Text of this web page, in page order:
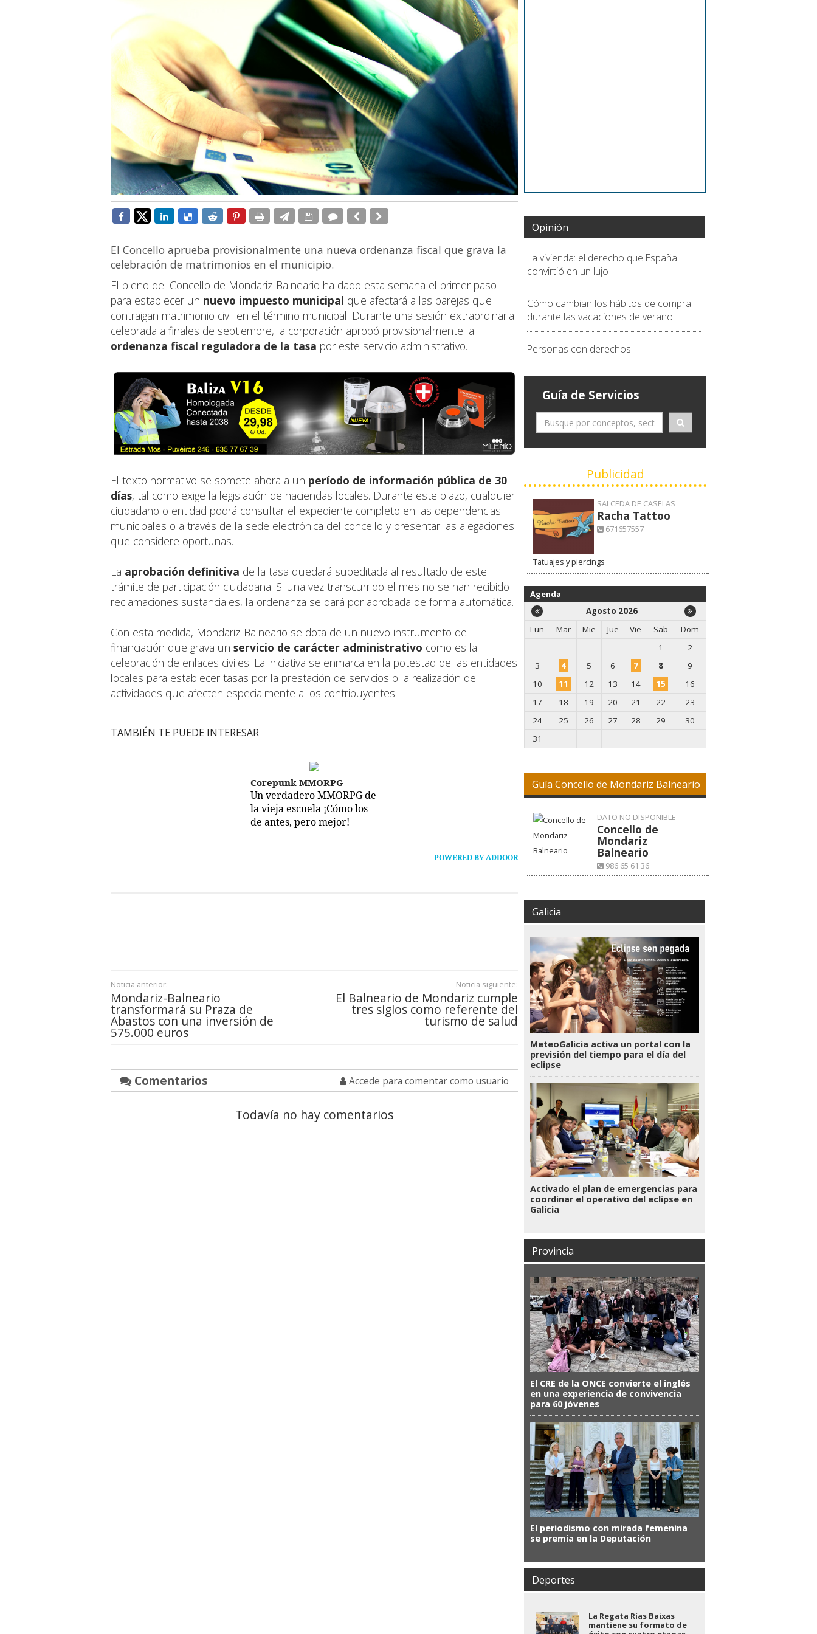
El Concello aprueba provisionalmente una nueva ordenanza fiscal que grava la
celebración de matrimonios en el municipio.
El pleno del Concello de Mondariz-Balneario ha dado esta semana el primer paso
para establecer un nuevo impuesto municipal que afectará a las parejas que
contraigan matrimonio civil en el término municipal. Durante una sesión extraordinaria
celebrada a finales de septiembre, la corporación aprobó provisionalmente la
ordenanza fiscal reguladora de la tasa por este servicio administrativo.
El texto normativo se somete ahora a un período de información pública de 30
días, tal como exige la legislación de haciendas locales. Durante este plazo, cualquier
ciudadano o entidad podrá consultar el expediente completo en las dependencias
municipales o a través de la sede electrónica del concello y presentar las alegaciones
que considere oportunas.
La aprobación definitiva de la tasa quedará supeditada al resultado de este
trámite de participación ciudadana. Si una vez transcurrido el mes no se han recibido
reclamaciones sustanciales, la ordenanza se dará por aprobada de forma automática.
Con esta medida, Mondariz-Balneario se dota de un nuevo instrumento de
financiación que grava un servicio de carácter administrativo como es la
celebración de enlaces civiles. La iniciativa se enmarca en la potestad de las entidades
locales para establecer tasas por la prestación de servicios o la realización de
actividades que afecten especialmente a los contribuyentes.
TAMBIÉN TE PUEDE INTERESAR
Corepunk MMORPG
Un verdadero MMORPG de
la vieja escuela ¡Cómo los
de antes, pero mejor!
POWERED BY ADDOOR
Noticia anterior:
Mondariz-Balneario
transformará su Praza de
Abastos con una inversión de
575.000 euros
Noticia siguiente:
El Balneario de Mondariz cumple
tres siglos como referente del
turismo de salud
Comentarios Accede para comentar como usuario
Todavía no hay comentarios
Opinión
La vivienda: el derecho que España
convirtió en un lujo
Cómo cambian los hábitos de compra
durante las vacaciones de verano
Personas con derechos
Guía de Servicios
Publicidad
SALCEDA DE CASELAS
Racha Tattoo
671657557
Tatuajes y piercings
Agenda
Agosto 2026
Lun
Mar Mie Jue Vie Sab
Dom
1
2
3
4 5 6 7 8
9
10
11 12 13 14 15
16
17
18 19 20 21 22
23
24
25 26 27 28 29
30
31
Guía Concello de Mondariz Balneario
DATO NO DISPONIBLE
Concello de
Mondariz
Balneario
986 65 61 36
VISITAR WEB
Galicia
MeteoGalicia activa un portal con la
previsión del tiempo para el día del
eclipse
Activado el plan de emergencias para
coordinar el operativo del eclipse en
Galicia
Provincia
El CRE de la ONCE convierte el inglés
en una experiencia de convivencia
para 60 jóvenes
El periodismo con mirada femenina
se premia en la Deputación
Deportes
La Regata Rías Baixas
mantiene su formato de